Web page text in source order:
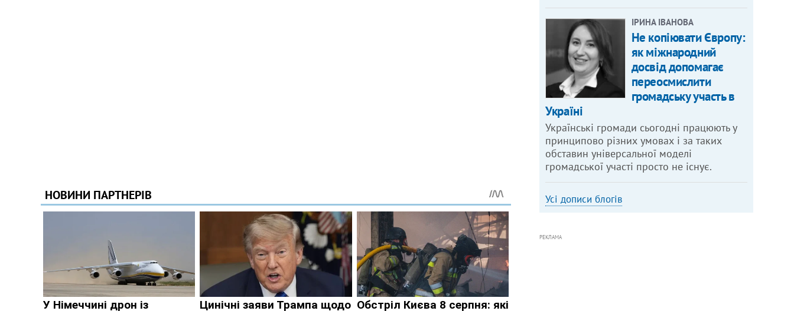
ІРИНА ІВАНОВА
Не копіювати Європу:
як міжнародний
досвід допомагає
переосмислити
громадську участь в
Україні
Українські громади сьогодні працюють у
принципово різних умовах і за таких
обставин універсальної моделі
громадської участі просто не існує.
Усі дописи блогів
РЕКЛАМА